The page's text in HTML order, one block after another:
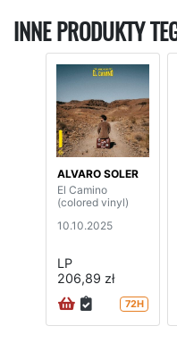
INNE PRODUKTY
ALVARO SOLER
El Camino
(colored vinyl)
10.10.2025
LP
206,89 zł
72H